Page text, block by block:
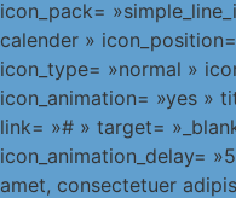
icon_pack=
calender »
icon_type= »normal »
icon_animation= »yes »
link= »# » target=
icon_animation_delay=
amet, consectetuer